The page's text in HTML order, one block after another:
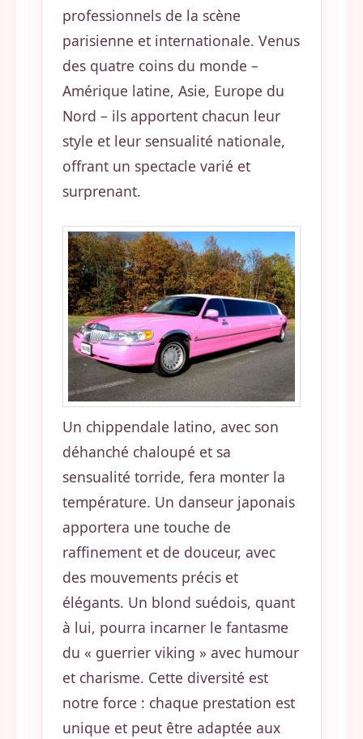
professionnels de la scène
parisienne et internationale. Venus
des quatre coins du monde –
Amérique latine, Asie, Europe du
Nord – ils apportent chacun leur
style et leur sensualité nationale,
offrant un spectacle varié et
surprenant.
Un chippendale latino, avec son
déhanché chaloupé et sa
sensualité torride, fera monter la
température. Un danseur japonais
apportera une touche de
raffinement et de douceur, avec
des mouvements précis et
élégants. Un blond suédois, quant
à lui, pourra incarner le fantasme
du « guerrier viking » avec humour
et charisme. Cette diversité est
notre force : chaque prestation est
unique et peut être adaptée aux